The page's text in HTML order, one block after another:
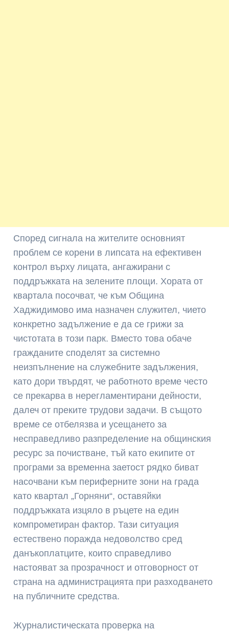
Според сигнала на жителите основният
проблем се корени в липсата на ефективен
контрол върху лицата, ангажирани с
поддръжката на зелените площи. Хората от
квартала посочват, че към Община
Хаджидимово има назначен служител, чието
конкретно задължение е да се грижи за
чистотата в този парк. Вместо това обаче
гражданите споделят за системно
неизпълнение на служебните задължения,
като дори твърдят, че работното време често
се прекарва в нерегламентирани дейности,
далеч от преките трудови задачи. В същото
време се отбелязва и усещането за
несправедливо разпределение на общинския
ресурс за почистване, тъй като екипите от
програми за временна заетост рядко биват
насочвани към периферните зони на града
като квартал „Горняни“, оставяйки
поддръжката изцяло в ръцете на един
компрометиран фактор. Тази ситуация
естествено поражда недоволство сред
данъкоплатците, които справедливо
настояват за прозрачност и отговорност от
страна на администрацията при разходването
на публичните средства.
Журналистическата проверка на